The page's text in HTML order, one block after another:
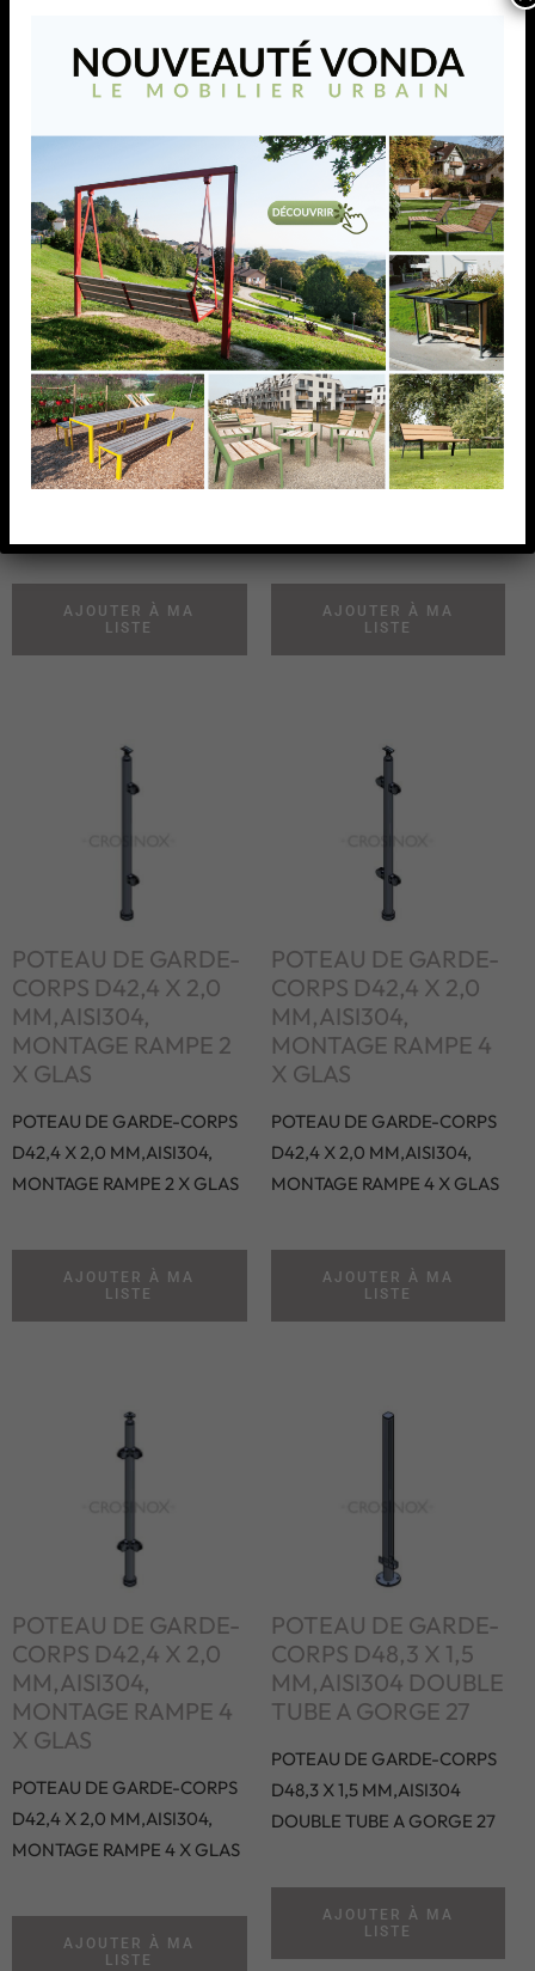
POTEAU DE GARDE-
CORPS D42,4 X 2,0
MM,AISI304
AVANCE, 4 PINCES A
VERRE
POTEAU DE GARDE-CORPS
D42,4 X 2,0 MM,AISI304
AJOUTER À MA
LISTE
POTEAU DE GARDE-
CORPS D42,4 X 2,0
MM,AISI304,
AVANCE, 4 PINCES A
VERRE
POTEAU DE GARDE-CORPS
D42,4 X 2,0 MM,AISI304,
AJOUTER À MA
LISTE
POTEAU DE GARDE-
CORPS D42,4 X 2,0
MM,AISI304,
MONTAGE RAMPE 2
X GLAS
POTEAU DE GARDE-CORPS
D42,4 X 2,0 MM,AISI304,
MONTAGE RAMPE 2 X GLAS
AJOUTER À MA
LISTE
POTEAU DE GARDE-
CORPS D42,4 X 2,0
MM,AISI304,
MONTAGE RAMPE 4
X GLAS
POTEAU DE GARDE-CORPS
D42,4 X 2,0 MM,AISI304,
MONTAGE RAMPE 4 X GLAS
AJOUTER À MA
LISTE
POTEAU DE GARDE-
CORPS D42,4 X 2,0
MM,AISI304,
MONTAGE RAMPE 4
X GLAS
POTEAU DE GARDE-CORPS
D42,4 X 2,0 MM,AISI304,
MONTAGE RAMPE 4 X GLAS
AJOUTER À MA
LISTE
POTEAU DE GARDE-
CORPS D48,3 X 1,5
MM,AISI304 DOUBLE
TUBE A GORGE 27
POTEAU DE GARDE-CORPS
D48,3 X 1,5 MM,AISI304
DOUBLE TUBE A GORGE 27
AJOUTER À MA
LISTE